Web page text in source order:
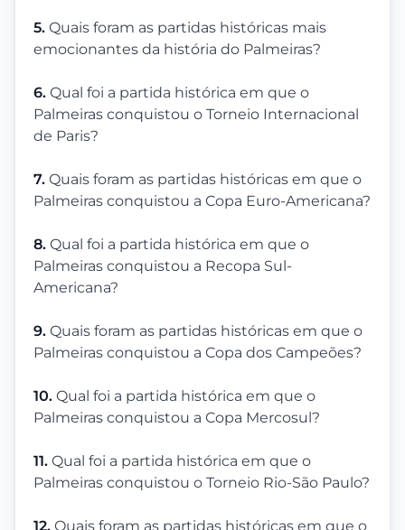
5. Quais foram as partidas históricas mais
emocionantes da história do Palmeiras?
6. Qual foi a partida histórica em que o
Palmeiras conquistou o Torneio Internacional
de Paris?
7. Quais foram as partidas históricas em que o
Palmeiras conquistou a Copa Euro-Americana?
8. Qual foi a partida histórica em que o
Palmeiras conquistou a Recopa Sul-
Americana?
9. Quais foram as partidas históricas em que o
Palmeiras conquistou a Copa dos Campeões?
10. Qual foi a partida histórica em que o
Palmeiras conquistou a Copa Mercosul?
11. Qual foi a partida histórica em que o
Palmeiras conquistou o Torneio Rio-São Paulo?
12. Quais foram as partidas históricas em que o